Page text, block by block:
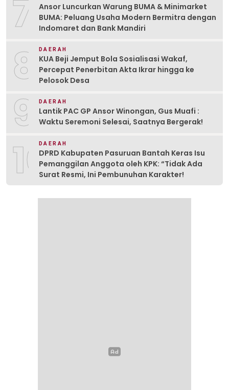
7
Ansor Luncurkan Warung BUMA & Minimarket
BUMA: Peluang Usaha Modern Bermitra dengan
Indomaret dan Bank Mandiri
8 DAERAH
KUA Beji Jemput Bola Sosialisasi Wakaf,
Percepat Penerbitan Akta Ikrar hingga ke
Pelosok Desa
9 DAERAH
Lantik PAC GP Ansor Winongan, Gus Muafi :
Waktu Seremoni Selesai, Saatnya Bergerak!
10DAERAH
DPRD Kabupaten Pasuruan Bantah Keras Isu
Pemanggilan Anggota oleh KPK: “Tidak Ada
Surat Resmi, Ini Pembunuhan Karakter!